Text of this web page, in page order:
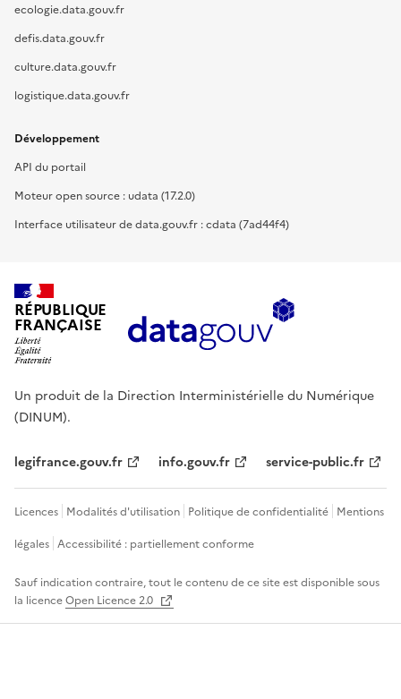
ecologie.data.gouv.fr
defis.data.gouv.fr
culture.data.gouv.fr
logistique.data.gouv.fr
Développement
API du portail
Moteur open source : udata (17.2.0)
Interface utilisateur de data.gouv.fr : cdata (7ad44f4)
RÉPUBLIQUE
FRANÇAISE
Un produit de la Direction Interministérielle du Numérique
(DINUM).
legifrance.gouv.fr info.gouv.fr service-public.fr
Licences Modalités d'utilisation Politique de confidentialité Mentions
légales Accessibilité : partiellement conforme
Sauf indication contraire, tout le contenu de ce site est disponible sous
la licenceOpen Licence 2.0